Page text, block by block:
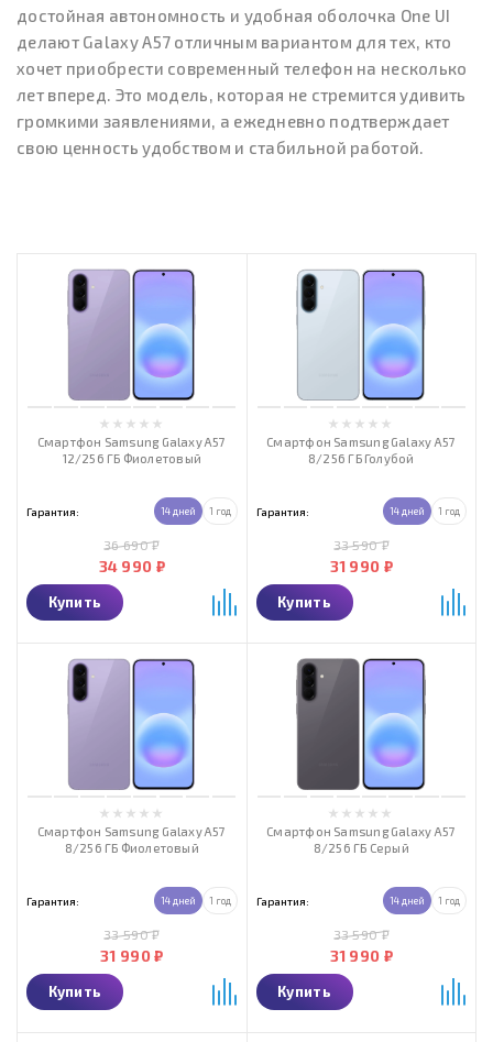
достойная автономность и удобная оболочка One UI
делают Galaxy A57 отличным вариантом для тех, кто
хочет приобрести современный телефон на несколько
лет вперед. Это модель, которая не стремится удивить
громкими заявлениями, а ежедневно подтверждает
свою ценность удобством и стабильной работой.
Смартфон Samsung Galaxy A57
12/256 ГБ Фиолетовый
Гарантия: 14 дней 1 год
34 990 ₽
36 690 ₽
Купить
Смартфон Samsung Galaxy A57
8/256 ГБ Голубой
Гарантия: 14 дней 1 год
31 990 ₽
33 590 ₽
Купить
Смартфон Samsung Galaxy A57
8/256 ГБ Фиолетовый
Гарантия: 14 дней 1 год
31 990 ₽
33 590 ₽
Купить
Смартфон Samsung Galaxy A57
8/256 ГБ Серый
Гарантия: 14 дней 1 год
31 990 ₽
33 590 ₽
Купить